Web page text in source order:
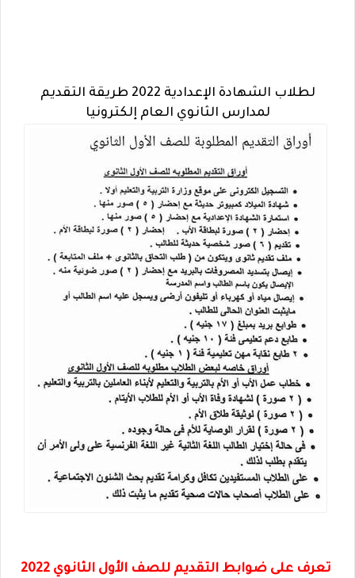
لطلاب الشهادة الإعدادية 2022 طريقة التقديم
لمدارس الثانوي العام إلكترونيا
تعرف على ضوابط التقديم للصف الأول الثانوي 2022